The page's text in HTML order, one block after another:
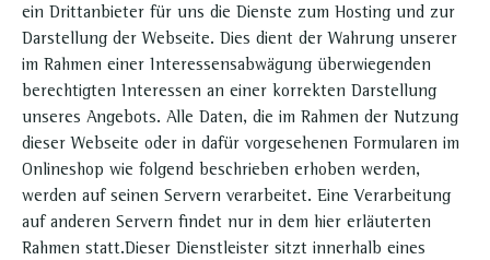
ein Drittanbieter für uns die Dienste zum Hosting und zur
Darstellung der Webseite. Dies dient der Wahrung unserer
im Rahmen einer Interessensabwägung überwiegenden
berechtigten Interessen an einer korrekten Darstellung
unseres Angebots. Alle Daten, die im Rahmen der Nutzung
dieser Webseite oder in dafür vorgesehenen Formularen im
Onlineshop wie folgend beschrieben erhoben werden,
werden auf seinen Servern verarbeitet. Eine Verarbeitung
auf anderen Servern findet nur in dem hier erläuterten
Rahmen statt.Dieser Dienstleister sitzt innerhalb eines